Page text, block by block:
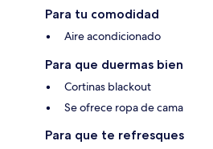
Para tu comodidad
Aire acondicionado
Para que duermas bien
Cortinas blackout
Se ofrece ropa de cama
Para que te refresques